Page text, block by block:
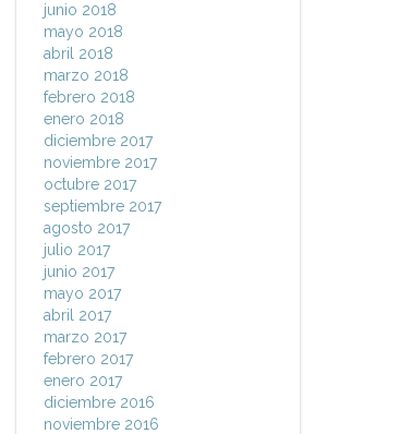
junio 2018
mayo 2018
abril 2018
marzo 2018
febrero 2018
enero 2018
diciembre 2017
noviembre 2017
octubre 2017
septiembre 2017
agosto 2017
julio 2017
junio 2017
mayo 2017
abril 2017
marzo 2017
febrero 2017
enero 2017
diciembre 2016
noviembre 2016